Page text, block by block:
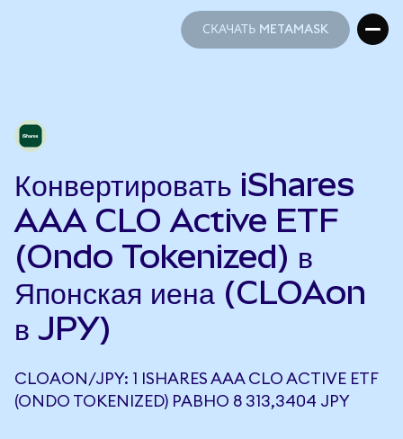
СКАЧАТЬ METAMASK
Конвертировать iShares
AAA CLO Active ETF
(Ondo Tokenized) в
Японская иена (CLOAon
в JPY)
CLOAON/JPY: 1 ISHARES AAA CLO ACTIVE ETF
(ONDO TOKENIZED) РАВНО 8 313,3404 JPY